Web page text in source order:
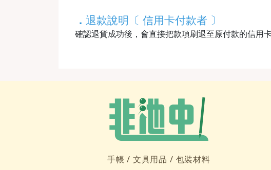
． 退款說明〔 信用卡付款者 〕
確認退貨成功後，會直接把款項刷退至原付款的信用卡
手帳 / 文具用品 / 包裝材料